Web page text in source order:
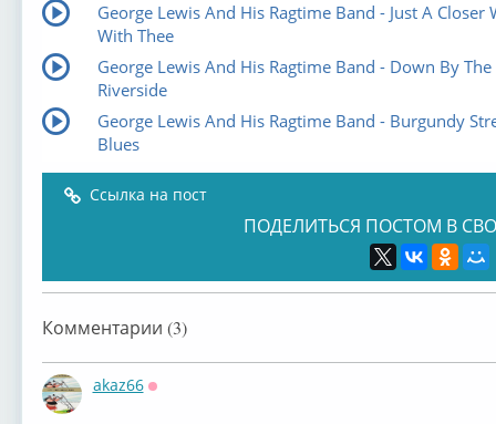
George Lewis And His Ragtime Band - Just A Closer
With Thee
George Lewis And His Ragtime Band - Down By The
Riverside
George Lewis And His Ragtime Band - Burgundy
Blues
Ссылка на пост
ПОДЕЛИТЬСЯ ПОСТОМ В
Комментарии (3)
akaz66